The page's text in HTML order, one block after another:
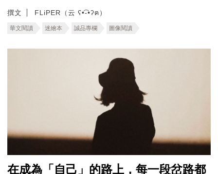
撰文 FLiPER（云 ʕ•͡-•ʔฅ）
華文閱讀 迷繪本 誠品專欄 圖像閱讀
在成為「自己」的路上，每一段岔路都